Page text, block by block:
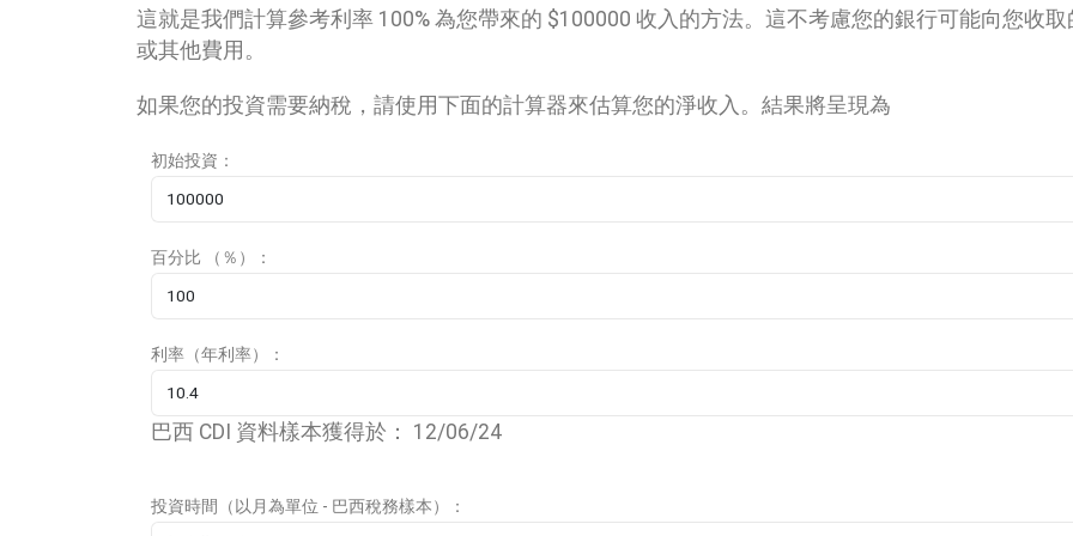
這就是我們計算參考利率 100% 為您帶來的 $100000 收入的方法。這不考慮您的銀行可能向您收取
或其他費用。
如果您的投資需要納稅，請使用下面的計算器來估算您的淨收入。結果將呈現為
初始投資：
百分比 （％）：
利率（年利率）：
巴西 CDI 資料樣本獲得於： 12/06/24
投資時間（以月為單位 - 巴西稅務樣本）：